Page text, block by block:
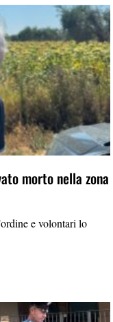
morto nella zona
e volontari lo